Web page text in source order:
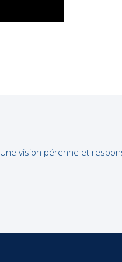
Une vision pérenne et